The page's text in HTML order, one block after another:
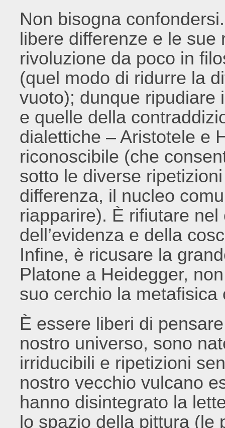
Non bisogna
libere differenze e le sue
rivoluzione da poco in
(quel modo di ridurre la
vuoto); dunque ripudiare
e quelle della
dialettiche – Aristotele e
riconoscibile (che
sotto le diverse
differenza, il nucleo
riapparire). È rifiutare
dell’evidenza e della
Infine, è ricusare la
Platone a Heidegger,
suo cerchio la metafisica
È essere liberi di
nostro universo, sono
irriducibili e ripetizioni
nostro vecchio vulcano
hanno disintegrato la
lo spazio della pittura (le